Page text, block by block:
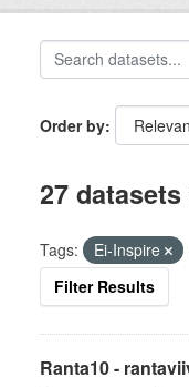
Order by
27
Tags: Ei-Inspire
Filter Results
Ranta10 -